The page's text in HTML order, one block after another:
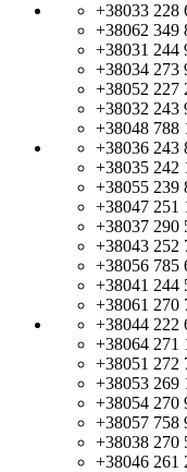
+38033 228
+38062 349
+38031 244
+38034 273
+38052 227
+38032 243
+38048 788
+38036 243
+38035 242
+38055 239
+38047 251
+38037 290
+38043 252
+38056 785
+38041 244
+38061 270
+38044 222
+38064 271
+38051 272
+38053 269
+38054 270
+38057 758
+38038 270
+38046 261